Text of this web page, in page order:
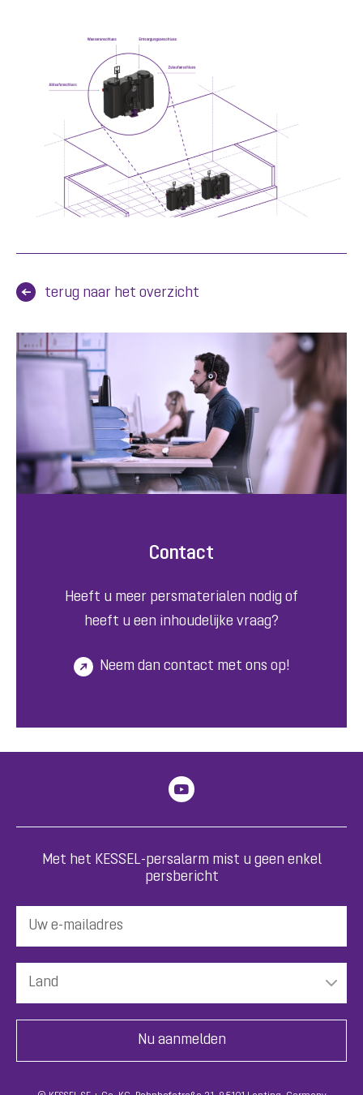
terug naar het overzicht
Contact
Heeft u meer persmaterialen nodig of
heeft u een inhoudelijke vraag?
Neem dan contact met ons op!
Met het KESSEL-persalarm mist u geen enkel
persbericht